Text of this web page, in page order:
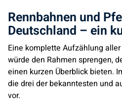
Rennbahnen und
Deutschland – ein
Eine komplette Aufzählung
würde den Rahmen sprengen,
einen kurzen Überblick bieten.
die drei der bekanntesten und
vor.